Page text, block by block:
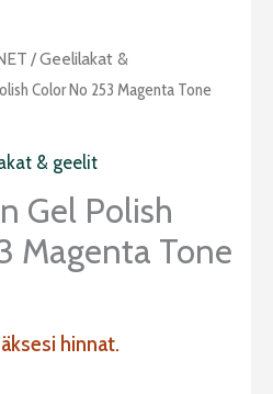
/Geelilakat &
Color No 253 Magenta Tone
& geelit
Gel Polish
Magenta Tone
hinnat.